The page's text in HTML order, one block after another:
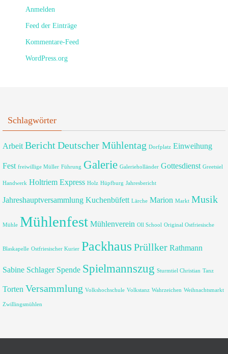
Anmelden
Feed der Einträge
Kommentare-Feed
WordPress.org
Schlagwörter
Arbeit Bericht Deutscher Mühlentag Dorfplatz Einweihung
Fest freiwillige Müller Führung Galerie Galerieholländer Gottesdienst Greetsiel
Handwerk Holtriem Express Holz Hüpfburg Jahresbericht
Jahreshauptversammlung Kuchenbüfett Lärche Marion Markt Musik
Mühle Mühlenfest Mühlenverein Oll School Original Ostfriesische
Blaskapelle Ostfriesischer Kurier PackhausPrüllker Rathmann
Sabine Schlager Spende Spielmannszug Sturmtiel Christian Tanz
Torten Versammlung Volkshochschule Volkstanz Wahrzeichen Weihnachtsmarkt
Zwillingsmühlen